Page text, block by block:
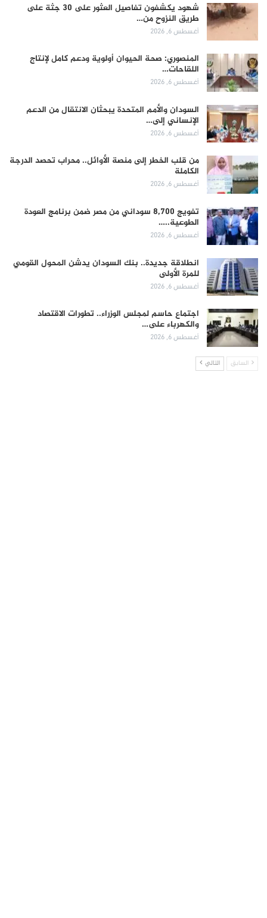
شهود يكشفون تفاصيل العثور على 30 جثة على
طريق النزوح من…
أغسطس 6, 2026
المنصوري: صحة الحيوان أولوية ودعم كامل لإنتاج
اللقاحات…
أغسطس 6, 2026
السودان والأمم المتحدة يبحثان الانتقال من الدعم
الإنساني إلى…
أغسطس 6, 2026
من قلب الخطر إلى منصة الأوائل.. محراب تحصد الدرجة
الكاملة
أغسطس 6, 2026
تفويج 8,700 سوداني من مصر ضمن برنامج العودة
الطوعية..…
أغسطس 6, 2026
انطلاقة جديدة.. بنك السودان يدشن المحول القومي
للمرة الأولى
أغسطس 6, 2026
اجتماع حاسم لمجلس الوزراء.. تطورات الاقتصاد
والكهرباء على…
أغسطس 6, 2026
السابق التالي